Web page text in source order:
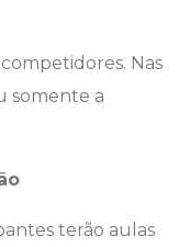
Nas
somente a
terão aulas